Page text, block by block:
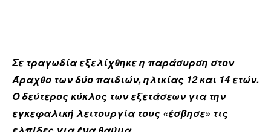
Σε τραγωδία εξελίχθηκε η παράσυρση στον
Άραχθο των δύο παιδιών, ηλικίας 12 και 14 ετών.
Ο δεύτερος κύκλος των εξετάσεων για την
εγκεφαλική λειτουργία τους «έσβησε» τις